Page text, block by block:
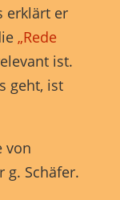
erklärt er
„Rede
ist.
geht, ist
von
g. Schäfer.